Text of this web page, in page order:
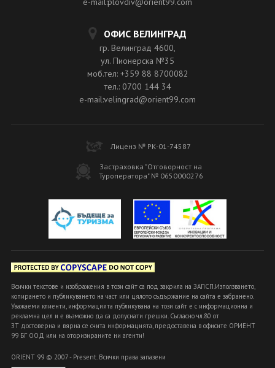
ОФИС ВЕЛИНГРАД
гр. Велинград 4600,
ул. Пионерска №35
моб.тел: +359 88 8700082
тел.: 0700 144 34
e-mail:velingrad@orient99.com
Лиценз № РК-01-74587
Застраховка "Отговорност на
Туроператора" № 0650000276
Всички текстове и изображения в този сайт са под закрила на ЗАПСП.Използването,
копирането и публикуването на част или цялото съдържание на сайта е забранено.
Уважаеми клиенти, информацията публикувана на този сайт е с информационна и
рекламна цел и е възможно да са допуснати грешки. Съгласно чл.80 от
ЗТ достоверна и вярна се счита информацията, предоставена в офисите ОРИЕНТ
99 БГ ООД или на оторизираните ни агенти!
ORIENT 99 © 2007 - Present. Всички права запазени